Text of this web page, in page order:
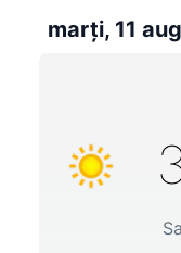
marți, 11